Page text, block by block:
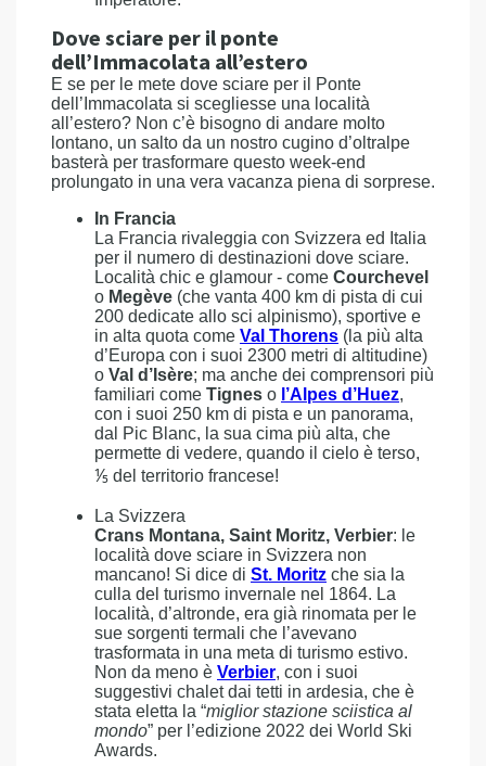
Dove sciare per il ponte
dell’Immacolata all’estero
E se per le mete dove sciare per il Ponte
dell’Immacolata si scegliesse una località
all’estero? Non c’è bisogno di andare molto
lontano, un salto da un nostro cugino d’oltralpe
basterà per trasformare questo week-end
prolungato in una vera vacanza piena di sorprese.
In Francia
La Francia rivaleggia con Svizzera ed Italia
per il numero di destinazioni dove sciare.
Località chic e glamour - come Courchevel
o Megève (che vanta 400 km di pista di cui
200 dedicate allo sci alpinismo), sportive e
in alta quota come Val Thorens (la più alta
d’Europa con i suoi 2300 metri di altitudine)
o Val d’Isère; ma anche dei comprensori più
familiari come Tignes o l’Alpes d’Huez,
con i suoi 250 km di pista e un panorama,
dal Pic Blanc, la sua cima più alta, che
permette di vedere, quando il cielo è terso,
⅕ del territorio francese!
La Svizzera
Crans Montana, Saint Moritz, Verbier: le
località dove sciare in Svizzera non
mancano! Si dice di St. Moritz che sia la
culla del turismo invernale nel 1864. La
località, d’altronde, era già rinomata per le
sue sorgenti termali che l’avevano
trasformata in una meta di turismo estivo.
Non da meno è Verbier, con i suoi
suggestivi chalet dai tetti in ardesia, che è
stata eletta la “miglior stazione sciistica al
mondo” per l’edizione 2022 dei World Ski
Awards.